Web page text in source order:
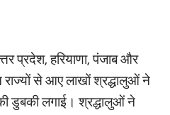
प्रदेश, हरियाणा, पंजाब और
राज्यों से आए लाखों श्रद्धालुओं ने
डुबकी लगाई। श्रद्धालुओं ने